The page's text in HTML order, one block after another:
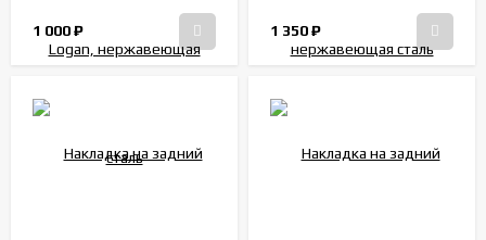
1 000₽ 1 350₽